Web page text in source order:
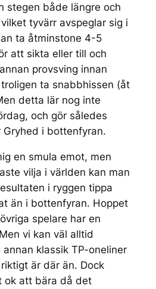
stegen både längre och
tyvärr avspeglar sig i
ta åtminstone 4-5
att sikta eller till och
provsving innan
ta snabbhissen (åt
detta lär nog inte
och gör således
Gryhed i bottenfyran.
en smula emot, men
vilja i världen kan man
i ryggen tippa
än i bottenfyran. Hoppet
spelare har en
vi kan väl alltid
klassik TP-oneliner
är där än. Dock
ok att bära då det